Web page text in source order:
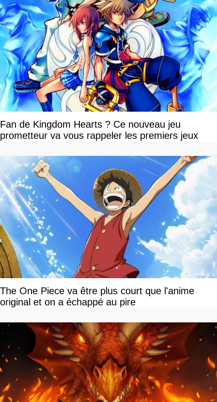
Fan de Kingdom Hearts ? Ce nouveau jeu
prometteur va vous rappeler les premiers jeux
The One Piece va être plus court que l'anime
original et on a échappé au pire